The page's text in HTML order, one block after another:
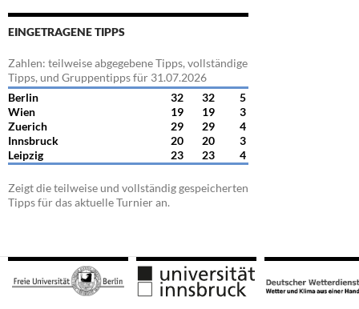
EINGETRAGENE TIPPS
Zahlen: teilweise abgegebene Tipps, vollständige
Tipps, und Gruppentipps für 31.07.2026
Berlin
32 32
5
Wien
19 19
3
Zuerich
29 29
4
Innsbruck
20 20
3
Leipzig
23 23 4
Zeigt die teilweise und vollständig gespeicherten
Tipps für das aktuelle Turnier an.